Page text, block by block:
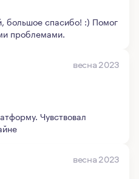
большое спасибо! :) Помог
проблемами.
весна 2023
Чувствовал
весна 2023